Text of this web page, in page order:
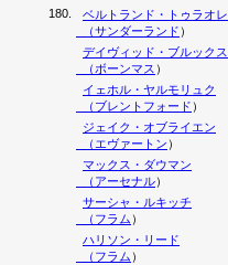
180.
ベルトランド・トゥラオレ
（サンダーランド）
デイヴィッド・ブルックス
（ボーンマス ）
イェホル・ヤルモリュク
（ブレントフォード）
ジェイク・オブライエン
（エヴァートン）
マックス・ダウマン
（アーセナル）
サーシャ・ルキッチ
（フラム）
ハリソン・リード
（フラム）